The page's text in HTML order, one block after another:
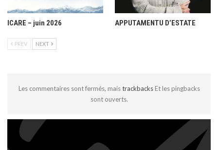
ICARE – juin 2026 APPUTAMENTU D’ESTATE
PREV NEXT
Les commentaires sont fermés, maistrackbacks Et les pingbacks
sont ouverts.